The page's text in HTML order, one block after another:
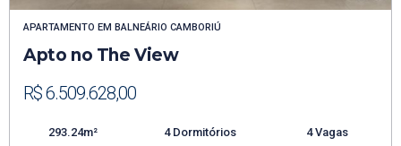
APARTAMENTO EM BALNEÁRIO CAMBORIÚ
Apto no The View
R$ 6.509.628,00
293.24m² 4 Dormitórios 4 Vagas